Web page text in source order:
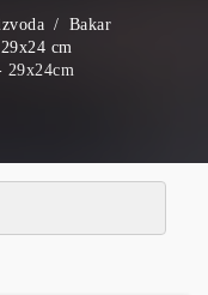
Bakar
29x24 cm
29x24cm